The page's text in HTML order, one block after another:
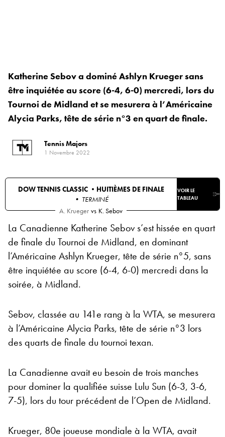
Katherine Sebov a dominé Ashlyn Krueger sans
être inquiétée au score (6-4, 6-0) mercredi, lors du
Tournoi de Midland et se mesurera à l’Américaine
Alycia Parks, tête de série n°3 en quart de finale.
Tennis Majors
1 Novembre 2022
DOW TENNIS CLASSIC • HUITIÈMES DE FINALE
• TERMINÉ
VOIR LE
TABLEAU
A. Krueger vs K. Sebov
La Canadienne Katherine Sebov s’est hissée en quart
de finale du Tournoi de Midland, en dominant
l’Américaine Ashlyn Krueger, tête de série n°5, sans
être inquiétée au score (6-4, 6-0) mercredi dans la
soirée, à Midland.
Sebov, classée au 141e rang à la WTA, se mesurera
à l’Américaine Alycia Parks, tête de série n°3 lors
des quarts de finale du tournoi texan.
La Canadienne avait eu besoin de trois manches
pour dominer la qualifiée suisse Lulu Sun (6-3, 3-6,
7-5), lors du tour précédent de l’Open de Midland.
Krueger, 80e joueuse mondiale à la WTA, avait